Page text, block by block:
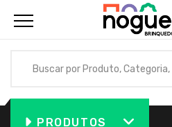
PRODUTOS